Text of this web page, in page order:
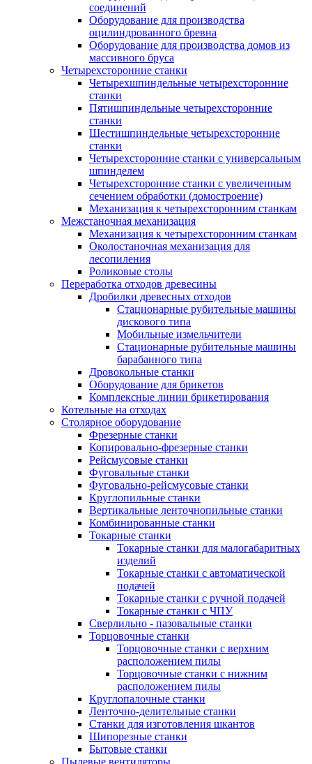
соединений
Оборудование для производства
оцилиндрованного бревна
Оборудование для производства домов из
массивного бруса
Четырехсторонние станки
Четырехшпиндельные четырехсторонние
станки
Пятишпиндельные четырехсторонние
станки
Шестишпиндельные четырехсторонние
станки
Четырехсторонние станки с универсальным
шпинделем
Четырехсторонние станки с увеличенным
сечением обработки (домостроение)
Механизация к четырехсторонним станкам
Межстаночная механизация
Механизация к четырехсторонним станкам
Околостаночная механизация для
лесопиления
Роликовые столы
Переработка отходов древесины
Дробилки древесных отходов
Стационарные рубительные машины
дискового типа
Мобильные измельчители
Стационарные рубительные машины
барабанного типа
Дровокольные станки
Оборудование для брикетов
Комплексные линии брикетирования
Котельные на отходах
Столярное оборудование
Фрезерные станки
Копировально-фрезерные станки
Рейсмусовые станки
Фуговальные станки
Фуговально-рейсмусовые станки
Круглопильные станки
Вертикальные ленточнопильные станки
Комбинированные станки
Токарные станки
Токарные станки для малогабаритных
изделий
Токарные станки с автоматической
подачей
Токарные станки с ручной подачей
Токарные станки с ЧПУ
Сверлильно - пазовальные станки
Торцовочные станки
Торцовочные станки с верхним
расположением пилы
Торцовочные станки с нижним
расположением пилы
Круглопалочные станки
Ленточно-делительные станки
Станки для изготовления шкантов
Шипорезные станки
Бытовые станки
Пылевые вентиляторы